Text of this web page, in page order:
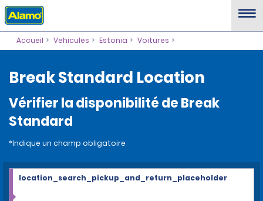
Accueil Vehicules Estonia Voitures
Break Standard Location
Vérifier la disponibilité de Break
Standard
*Indique un champ obligatoire
location_search_pickup_and_return_placeholder